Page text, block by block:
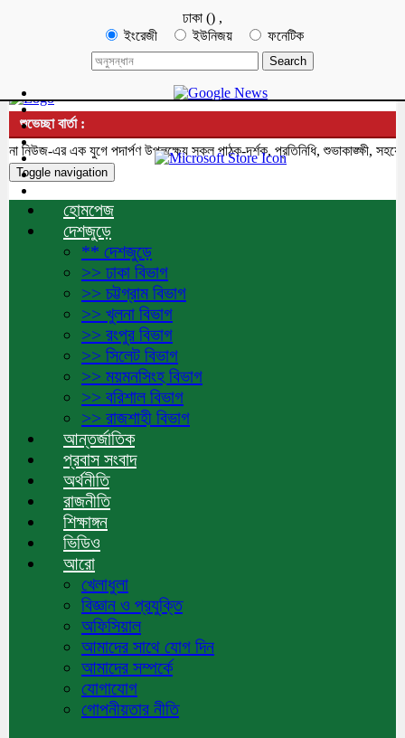
ঢাকা () ,
ইংরেজী
ইউনিজয় ফনেটিক
শুভেচ্ছা বার্তা :
এর এক যুগে পদার্পণ উপলক্ষ্যে সকল পাঠক-দর্শক, প্রতিনিধি, শুভাকাঙ্ক্ষী,
Toggle navigation
হোমপেজ
দেশজুড়ে
** দেশজুড়ে
>> ঢাকা বিভাগ
>> চট্টগ্রাম বিভাগ
>> খুলনা বিভাগ
>> রংপুর বিভাগ
>> সিলেট বিভাগ
>> ময়মনসিংহ বিভাগ
>> বরিশাল বিভাগ
>> রাজশাহী বিভাগ
আন্তর্জাতিক
প্রবাস সংবাদ
অর্থনীতি
রাজনীতি
শিক্ষাঙ্গন
ভিডিও
আরো
খেলাধুলা
বিজ্ঞান ও প্রযুক্তি
অফিসিয়াল
আমাদের সাথে যোগ দিন
আমাদের সম্পর্কে
যোগাযোগ
গোপনীয়তার নীতি